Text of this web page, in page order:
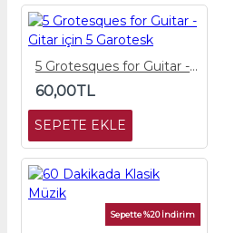
5 Grotesques for Guitar - Gitar için 5 Garotesk
60,00TL
SEPETE EKLE
Sepette %20 İndirim